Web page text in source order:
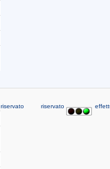
riservato riservato